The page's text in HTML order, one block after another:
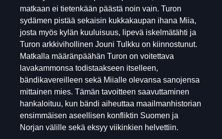
matkaan ei tietenkään päästä noin vain. Turon
sydämen pistää sekaisin kukkakaupan ihana Miia,
josta myös kylän kuuluisuus, lipevä iskelmätähti ja
Turon arkkivihollinen Jouni Tulkku on kiinnostunut.
Matkalla määränpäähän Turon on voitettava
lavakammonsa todistaakseen itselleen,
bändikavereilleen sekä Miialle olevansa sanojensa
mittainen mies. Tämän tavoitteen saavuttaminen
hankaloituu, kun bändi aiheuttaa maailmanhistorian
ensimmäisen aseellisen konfliktin Suomen ja
Norjan välille sekä eksyy viikinkien helvettiin.